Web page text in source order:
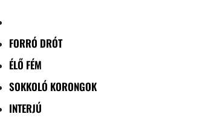
FORRÓ DRÓT
ÉLŐ FÉM
SOKKOLÓ KORONGOK
INTERJÚ